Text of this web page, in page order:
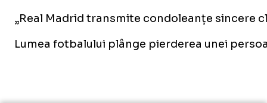
„Real Madrid transmite condoleanțe sincere
Lumea fotbalului plânge pierderea unei